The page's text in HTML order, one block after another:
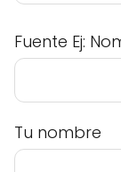
Fuente Ej:
Tu nombre